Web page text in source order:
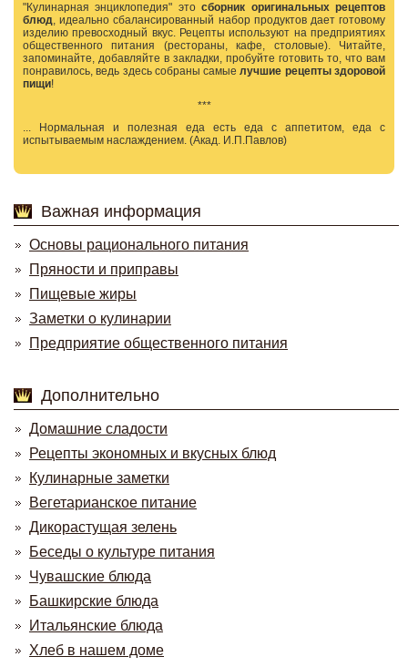
"Кулинарная энциклопедия" этосборник оригинальных рецептов
блюд, идеально сбалансированный набор продуктов дает готовому
изделию превосходный вкус. Рецепты используют на предприятиях
общественного питания (рестораны, кафе, столовые). Читайте,
запоминайте, добавляйте в закладки, пробуйте готовить то, что вам
понравилось, ведь здесь собраны самыелучшие рецепты здоровой
пищи!
***
... Нормальная и полезная еда есть еда с аппетитом, еда с
испытываемым наслаждением. (Акад. И.П.Павлов)
Важная информация
Основы рационального питания
Пряности и приправы
Пищевые жиры
Заметки о кулинарии
Предприятие общественного питания
Дополнительно
Домашние сладости
Рецепты экономных и вкусных блюд
Кулинарные заметки
Вегетарианское питание
Дикорастущая зелень
Беседы о культуре питания
Чувашские блюда
Башкирские блюда
Итальянские блюда
Хлеб в нашем доме